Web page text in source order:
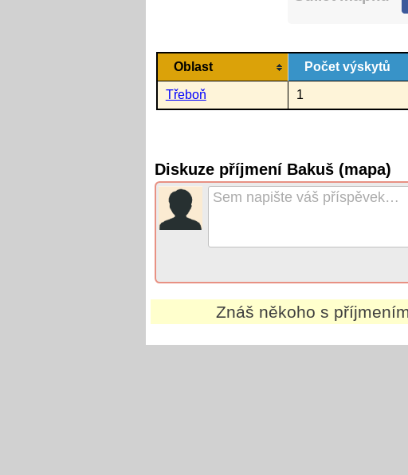
Oblast Počet výskytů
Třeboň 1
Diskuze příjmení Bakuš (mapa)
Znáš někoho s příjmením